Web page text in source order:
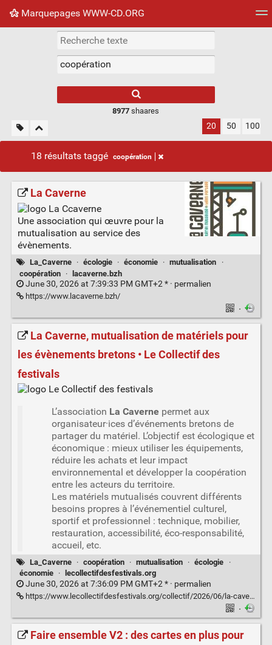
Marquepages WWW-CD.ORG
Nuage de tags Mur d'images
8977 shaares
20 50 100
18 résultats taggé coopération
La Caverne
Une association qui œuvre pour la
mutualisation au service des
évènements.
La_Caverne · écologie · économie · mutualisation
·
coopération
· lacaverne.bzh
June 30, 2026 at 7:39:33 PM GMT+2 * · permalien
https://www.lacaverne.bzh/
·
La Caverne, mutualisation de matériels pour
les évènements bretons • Le Collectif des
festivals
L’association La Cavernepermet aux
organisateur·ices d’événements bretons de
partager du matériel. L’objectif est écologique et
économique : mieux utiliser les équipements,
réduire les achats et leur impact
environnemental et développer la coopération
entre les acteurs du territoire.
Les matériels mutualisés couvrent différents
besoins propres à l’événementiel culturel,
sportif et professionnel : technique, mobilier,
restauration, accessibilité, éco-responsabilité,
accueil, etc.
La_Caverne · coopération · mutualisation · écologie
·
économie
· lecollectifdesfestivals.org
June 30, 2026 at 7:36:09 PM GMT+2 * · permalien
https://www.lecollectifdesfestivals.org/collectif/2026/06/la-caverne-mutualisation-de-materiels-pour-les-evenements-bretons/
·
Faire ensemble V2 : des cartes en plus pour